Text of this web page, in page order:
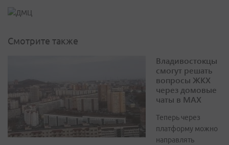
Смотрите также
Владивостокцы
смогут решать
вопросы ЖКХ
через домовые
чаты в МАХ
Теперь через
платформу можно
направлять